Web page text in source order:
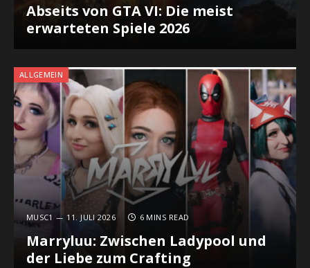
Abseits von GTA VI: Die meist
erwarteten Spiele 2026
ALLGEMEIN
MUSC1 11. JULI 2026 6 MINS READ
Marryluu: Zwischen Ladypool und
der Liebe zum Crafting